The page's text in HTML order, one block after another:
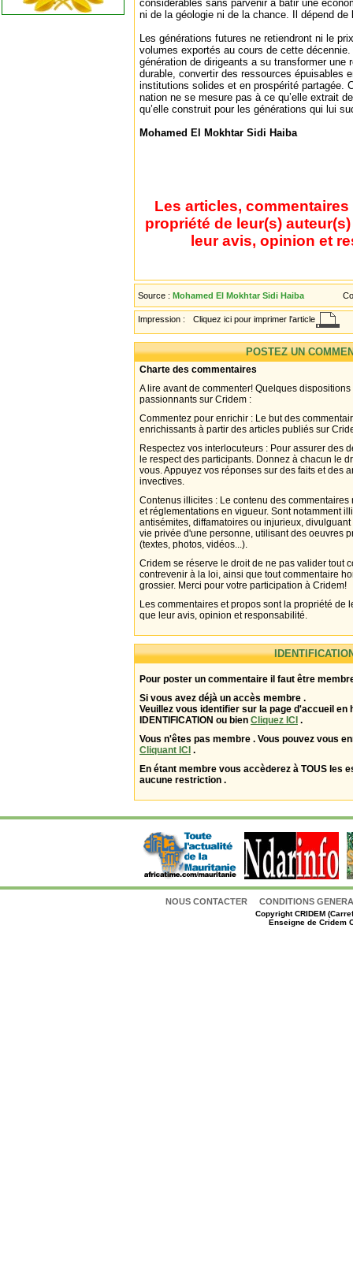
considérables sans parvenir à bâtir une
ni de la géologie ni de la chance. Il dépend de
Les générations futures ne retiendront ni le
volumes exportés au cours de cette
génération de dirigeants a su transformer une
durable, convertir des ressources épuisables
institutions solides et en prospérité partagée.
nation ne se mesure pas à ce qu’elle extrait
qu’elle construit pour les générations qui lui
Mohamed El Mokhtar Sidi Haiba
Les articles,
propriété de leur(s)
leur avis, opinion et
Source : Mohamed El Mokhtar Sidi Haiba
Impression : Cliquez ici pour imprimer l'article
POSTEZ UN
Charte des commentaires
A lire avant de commenter! Quelques
passionnants sur Cridem :
Commentez pour enrichir : Le but des
enrichissants à partir des articles publiés sur
Respectez vos interlocuteurs : Pour assurer des
le respect des participants. Donnez à chacun le
vous. Appuyez vos réponses sur des faits et des
invectives.
Contenus illicites : Le contenu des
et réglementations en vigueur. Sont notamment
antisémites, diffamatoires ou injurieux,
vie privée d'une personne, utilisant des oeuvres
(textes, photos, vidéos...).
Cridem se réserve le droit de ne pas valider tout
contrevenir à la loi, ainsi que tout commentaire
grossier. Merci pour votre participation à Cridem!
Les commentaires et propos sont la propriété de
que leur avis, opinion et responsabilité.
Pour poster un commentaire il faut être
Si vous avez déjà un accès membre .
Veuillez vous identifier sur la page d'accueil en
IDENTIFICATION ou bien Cliquez ICI .
Vous n'êtes pas membre . Vous pouvez vous
Cliquant ICI .
En étant membre vous accèderez à TOUS les
aucune restriction .
NOUS CONTACTER CONDITIONS
CopyrightCRIDEM
Enseigne de Cridem